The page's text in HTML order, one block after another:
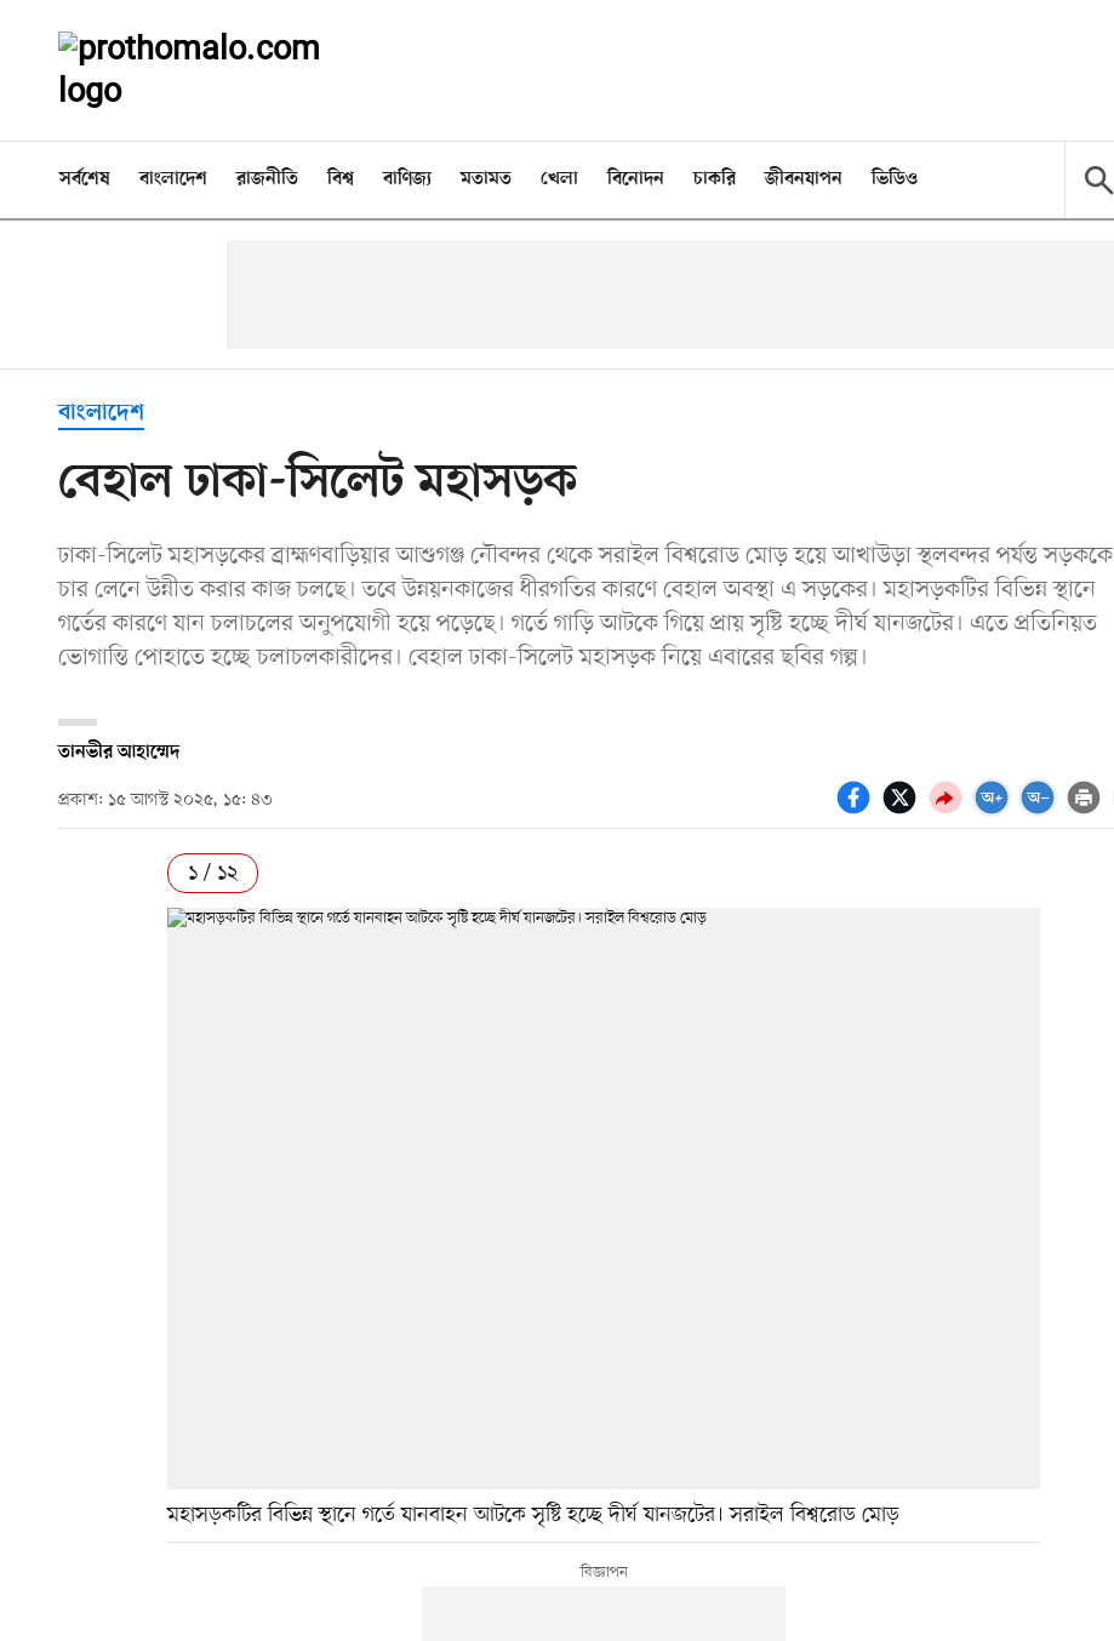
সর্বশেষ বাংলাদেশ রাজনীতি বিশ্ব বাণিজ্য মতামত খেলা বিনোদন চাকরি জীবনযাপন ভিডিও
বাংলাদেশ
বেহাল ঢাকা-সিলেট মহাসড়ক
ঢাকা-সিলেট মহাসড়কের ব্রাহ্মণবাড়িয়ার আশুগঞ্জ নৌবন্দর থেকে সরাইল বিশ্বরোড মোড় হয়ে আখাউড়া স্থলবন্দর পর্যন্ত সড়ককে
চার লেনে উন্নীত করার কাজ চলছে। তবে উন্নয়নকাজের ধীরগতির কারণে বেহাল অবস্থা এ সড়কের। মহাসড়কটির বিভিন্ন স্থানে
গর্তের কারণে যান চলাচলের অনুপযোগী হয়ে পড়েছে। গর্তে গাড়ি আটকে গিয়ে প্রায় সৃষ্টি হচ্ছে দীর্ঘ যানজটের। এতে প্রতিনিয়ত
ভোগান্তি পোহাতে হচ্ছে চলাচলকারীদের। বেহাল ঢাকা-সিলেট মহাসড়ক নিয়ে এবারের ছবির গল্প।
তানভীর আহাম্মেদ
প্রকাশ: ১৫ আগস্ট ২০২৫, ১৫: ৪৩
১ / ১২
মহাসড়কটির বিভিন্ন স্থানে গর্তে যানবাহন আটকে সৃষ্টি হচ্ছে দীর্ঘ যানজটের। সরাইল বিশ্বরোড মোড়